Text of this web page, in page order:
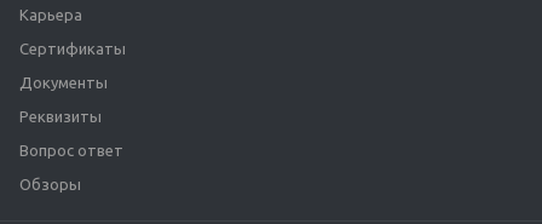
Карьера
Сертификаты
Документы
Реквизиты
Вопрос ответ
Обзоры